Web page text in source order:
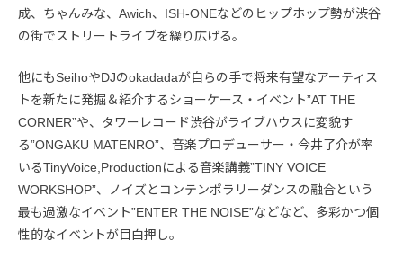
成、ちゃんみな、Awich、ISH-ONEなどのヒップホップ勢が渋谷
の街でストリートライブを繰り広げる。
他にもSeihoやDJのokadadaが自らの手で将来有望なアーティス
トを新たに発掘＆紹介するショーケース・イベント”AT THE
CORNER”や、タワーレコード渋谷がライブハウスに変貌す
る”ONGAKU MATENRO”、音楽プロデューサー・今井了介が率
いるTinyVoice,Productionによる音楽講義”TINY VOICE
WORKSHOP”、ノイズとコンテンポラリーダンスの融合という
最も過激なイベント”ENTER THE NOISE”などなど、多彩かつ個
性的なイベントが目白押し。